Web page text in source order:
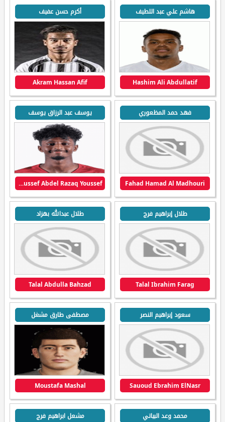
هاشم علي عبد اللطيف
Hashim Ali Abdullatif
أكرم حسن عفيف
Akram Hassan Afif
فهد حمد المظعوري
Fahad Hamad Al Madhouri
يوسف عبد الرزاق يوسف
Youssef Abdel Razaq Youssef
طلال إبراهيم فرج
Talal Ibrahim Farag
طلال عبدالله بهزاد
Talal Abdulla Bahzad
سعود إبراهيم النصر
Sauoud Ebrahim ElNasr
مصطفى طارق مشغل
Moustafa Mashal
محمد وعد البياتي مشعل ابراهيم فرج